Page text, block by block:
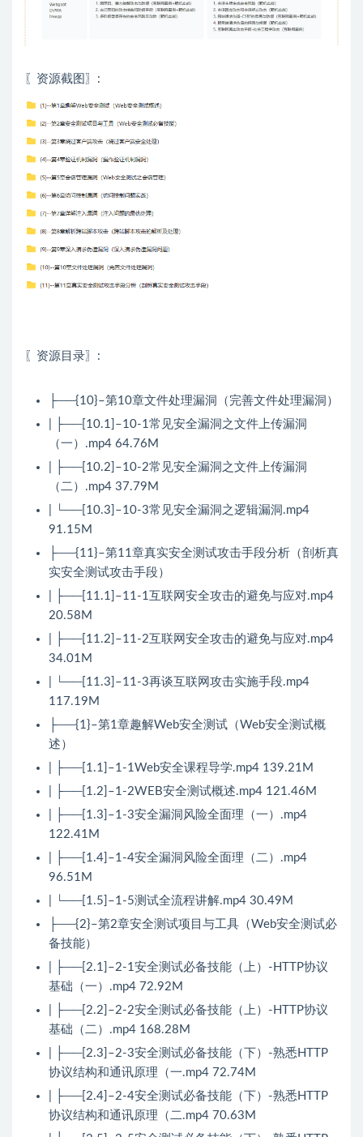
〖资源截图〗:
〖资源目录〗:
├──{10}–第10章文件处理漏洞（完善文件处理漏洞）
| ├──[10.1]–10-1常见安全漏洞之文件上传漏洞
（一）.mp4 64.76M
| ├──[10.2]–10-2常见安全漏洞之文件上传漏洞
（二）.mp4 37.79M
| └──[10.3]–10-3常见安全漏洞之逻辑漏洞.mp4
91.15M
├──{11}–第11章真实安全测试攻击手段分析（剖析真
实安全测试攻击手段）
| ├──[11.1]–11-1互联网安全攻击的避免与应对.mp4
20.58M
| ├──[11.2]–11-2互联网安全攻击的避免与应对.mp4
34.01M
| └──[11.3]–11-3再谈互联网攻击实施手段.mp4
117.19M
├──{1}–第1章趣解Web安全测试（Web安全测试概
述）
| ├──[1.1]–1-1Web安全课程导学.mp4 139.21M
| ├──[1.2]–1-2WEB安全测试概述.mp4 121.46M
| ├──[1.3]–1-3安全漏洞风险全面理（一）.mp4
122.41M
| ├──[1.4]–1-4安全漏洞风险全面理（二）.mp4
96.51M
| └──[1.5]–1-5测试全流程讲解.mp4 30.49M
├──{2}–第2章安全测试项目与工具（Web安全测试必
备技能）
| ├──[2.1]–2-1安全测试必备技能（上）-HTTP协议
基础（一）.mp4 72.92M
| ├──[2.2]–2-2安全测试必备技能（上）-HTTP协议
基础（二）.mp4 168.28M
| ├──[2.3]–2-3安全测试必备技能（下）-熟悉HTTP
协议结构和通讯原理（一.mp4 72.74M
| ├──[2.4]–2-4安全测试必备技能（下）-熟悉HTTP
协议结构和通讯原理（二.mp4 70.63M